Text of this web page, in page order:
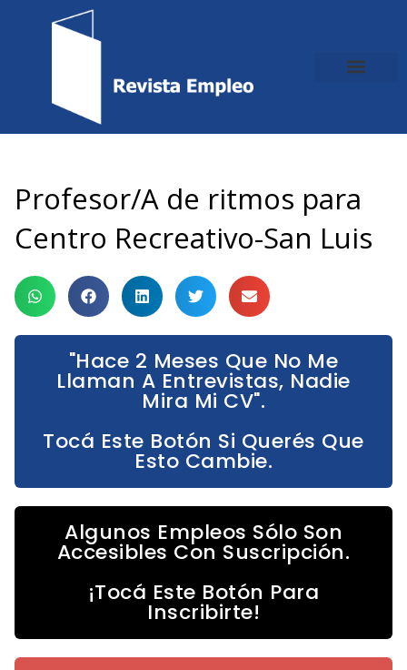
Profesor/A de ritmos para
Centro Recreativo-San Luis
"Hace 2 Meses Que No Me
Llaman A Entrevistas, Nadie
Mira Mi CV".
Tocá Este Botón Si Querés Que
Esto Cambie.
Algunos Empleos Sólo Son
Accesibles Con Suscripción.
¡Tocá Este Botón Para
Inscribirte!